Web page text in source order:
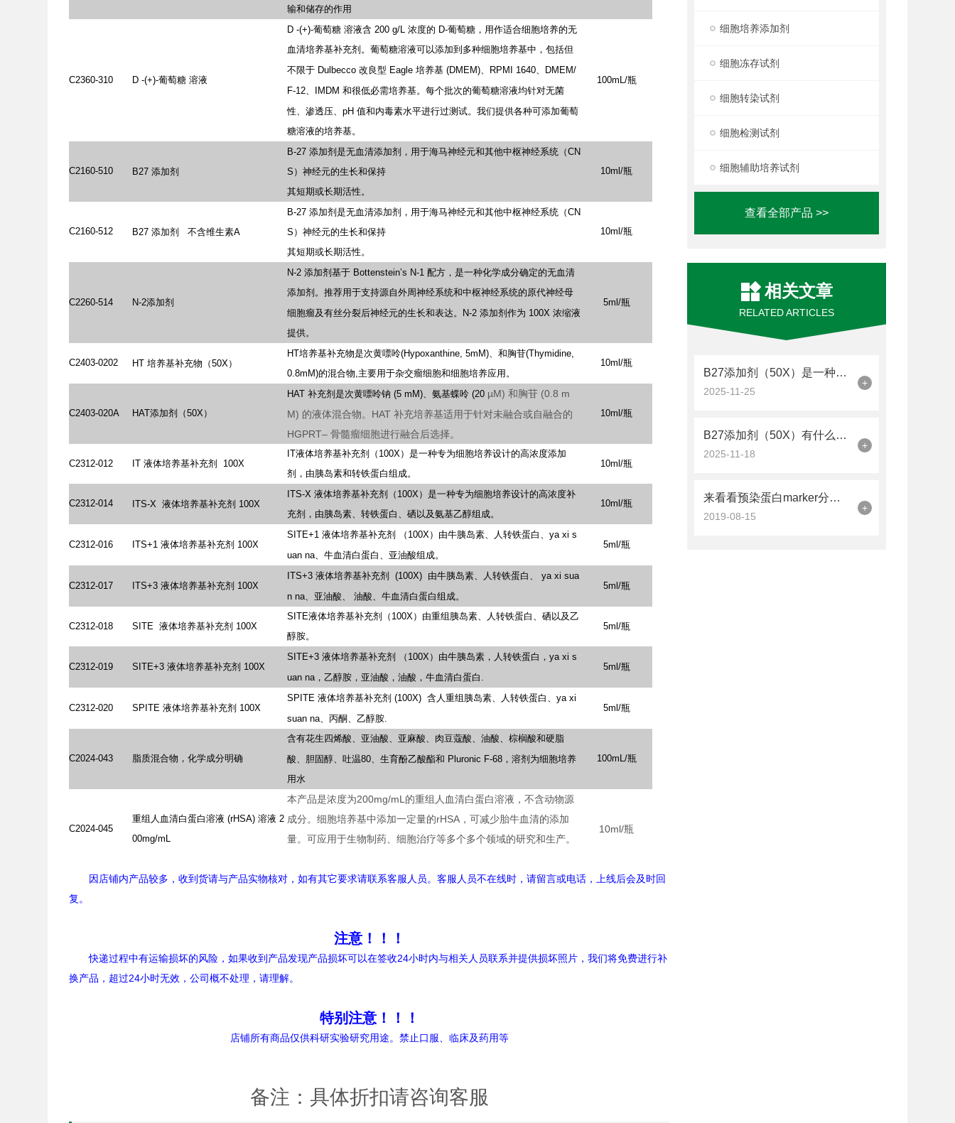
细胞培养添加剂
细胞冻存试剂
细胞转染试剂
细胞检测试剂
细胞辅助培养试剂
查看全部产品 >>
相关文章
RELATED ARTICLES
B27添加剂（50X）是一种经过精心优化的无血清添加剂
2025-11-25
+
B27添加剂（50X）有什么作用？
2025-11-18
+
来看看预染蛋白marker分子量标准
2019-08-15
+
输和储存的作用
C2360-310 D -(+)-葡萄糖 溶液
D -(+)-葡萄糖 溶液含 200 g/L 浓度的 D-葡萄糖，用作适合细胞培养的无
血清培养基补充剂。葡萄糖溶液可以添加到多种细胞培养基中，包括但
不限于 Dulbecco 改良型 Eagle 培养基 (DMEM)、RPMI
1640、DMEM/
F-12、IMDM 和很低必需培养基。每个批次的葡萄糖溶液均针对无菌
性、渗透压、pH 值和内毒素水平进行过测试。我们提供各种可添加葡萄
糖溶液的培养基。
100mL/瓶
C2160-510 B27 添加剂
B-27 添加剂是无血清添加剂，用于海马神经元和其他中枢神经系统（CN
S）神经元的生长和保持
其短期或长期活性。
10ml/瓶
C2160-512 B27 添加剂 不含维生素A
B-27 添加剂是无血清添加剂，用于海马神经元和其他中枢神经系统（CN
S）神经元的生长和保持
其短期或长期活性。
10ml/瓶
C2260-514 N-2添加剂
N-2 添加剂基于 Bottenstein’s N-1 配方，是一种化学成分确定的无血清
添加剂。推荐用于支持源自外周神经系统和中枢神经系统的原代神经母
细胞瘤及有丝分裂后神经元的生长和表达。N-2 添加剂作为 100X 浓缩液
提供。
5ml/瓶
C2403-0202 HT 培养基补充物（50X）
HT培养基补充物是次黄嘌呤(Hypoxanthine, 5mM)、和胸苷(Thymidine,
0.8mM)的混合物,主要用于杂交瘤细胞和细胞培养应用。
10ml/瓶
C2403-020A HAT添加剂（50X）
HAT 补充剂是次黄嘌呤钠 (5 mM)、氨基蝶呤 (20 µM) 和胸苷 (0.8 m
M) 的液体混合物。HAT 补充培养基适用于针对未融合或自融合的
HGPRT– 骨髓瘤细胞进行融合后选择。
10ml/瓶
C2312-012 IT 液体培养基补充剂 100X
IT液体培养基补充剂（100X）是一种专为细胞培养设计的高浓度添加
剂，由胰岛素和转铁蛋白组成。
10ml/瓶
C2312-014 ITS-X 液体培养基补充剂 100X
ITS-X 液体培养基补充剂（100X）是一种专为细胞培养设计的高浓度补
充剂，由胰岛素、转铁蛋白、硒以及氨基乙醇组成。
10ml/瓶
C2312-016 ITS+1 液体培养基补充剂 100X
SITE+1 液体培养基补充剂 （100X）由牛胰岛素、人转铁蛋白、ya xi s
uan na、牛血清白蛋白、亚油酸组成。
5ml/瓶
C2312-017 ITS+3 液体培养基补充剂 100X
ITS+3 液体培养基补充剂 (100X) 由牛胰岛素、人转铁蛋白、 ya xi sua
n na、亚油酸、 油酸、牛血清白蛋白组成。
5ml/瓶
C2312-018 SITE 液体培养基补充剂 100X
SITE液体培养基补充剂（100X）由重组胰岛素、人转铁蛋白、硒以及乙
醇胺。
5ml/瓶
C2312-019 SITE+3 液体培养基补充剂 100X
SITE+3 液体培养基补充剂 （100X）由牛胰岛素，人转铁蛋白，ya xi s
uan na，乙醇胺，亚油酸，油酸，牛血清白蛋白.
5ml/瓶
C2312-020 SPITE 液体培养基补充剂 100X
SPITE 液体培养基补充剂 (100X) 含人重组胰岛素、人转铁蛋白、ya xi
suan na、丙酮、乙醇胺.
5ml/瓶
C2024-043 脂质混合物，化学成分明确
含有花生四烯酸、亚油酸、亚麻酸、肉豆蔻酸、油酸、棕榈酸和硬脂
酸、胆固醇、吐温80、生育酚乙酸酯和 Pluronic F-68，溶剂为细胞培养
用水
100mL/瓶
C2024-045
重组人血清白蛋白溶液 (rHSA) 溶液 2
00mg/mL
本产品是浓度为200mg/mL的重组人血清白蛋白溶液，不含动物源
成分。细胞培养基中添加一定量的rHSA，可减少胎牛血清的添加
量。可应用于生物制药、细胞治疗等多个多个领域的研究和生产。
10ml/瓶
因店铺内产品较多，收到货请与产品实物核对，如有其它要求请联系客服人员。客服人员不在线时，请留言或电话，上线后会及时回
复。
注意！！！
快递过程中有运输损坏的风险，如果收到产品发现产品损坏可以在签收24小时内与相关人员联系并提供损坏照片，我们将免费进行补
换产品，超过24小时无效，公司概不处理，请理解。
特别注意！！！
店铺所有商品仅供科研实验研究用途。禁止口服、临床及药用等
备注：具体折扣请咨询客服